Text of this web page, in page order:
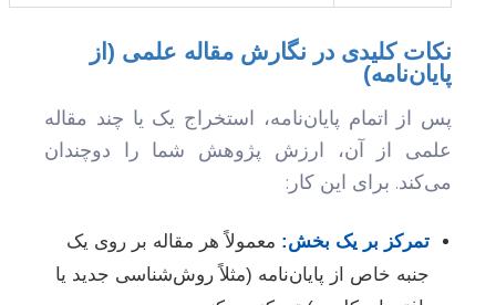
نکات کلیدی در نگارش مقاله علمی (از
پایان‌نامه)
پس از اتمام پایان‌نامه، استخراج یک یا چند مقاله
علمی از آن، ارزش پژوهش شما را دوچندان
می‌کند. برای این کار:
تمرکز بر یک بخش: معمولاً هر مقاله بر روی یک
جنبه خاص از پایان‌نامه (مثلاً روش‌شناسی جدید یا